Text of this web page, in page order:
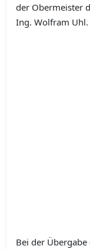
der Obermeister
Ing. Wolfram Uhl.
Bei der